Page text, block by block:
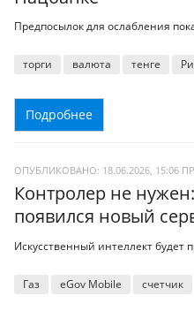
Предпосылок для ослабления
торги валюта тенге
Подробнее
ОПУБЛИКОВАНО: 18.06.2026, 15:06
Контролер не
появился новый
Искусственный интеллект будет
Газ eGov Mobile счетчик